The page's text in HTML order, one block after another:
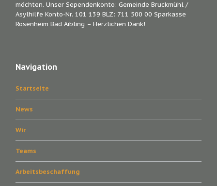
möchten. Unser Sependenkonto: Gemeinde Bruckmühl /
Asylhilfe Konto-Nr. 101 139 BLZ: 711 500 00 Sparkasse
Rosenheim Bad Aibling – Herzlichen Dank!
Navigation
Startseite
News
Wir
Teams
Arbeitsbeschaffung